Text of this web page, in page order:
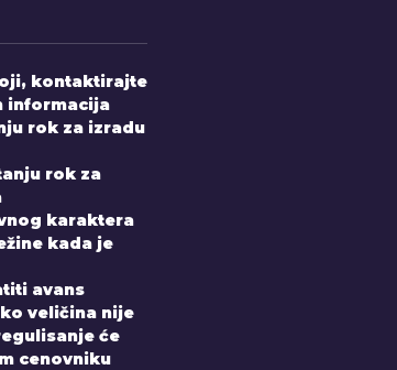
kontaktirajte
informacija
rok za izradu
rok za
karaktera
kada je
avans
veličina nije
će
cenovniku